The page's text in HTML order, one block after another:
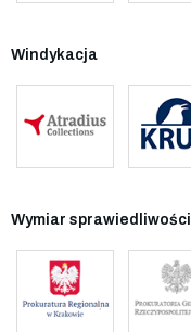
Windykacja
Wymiar sprawiedliwości